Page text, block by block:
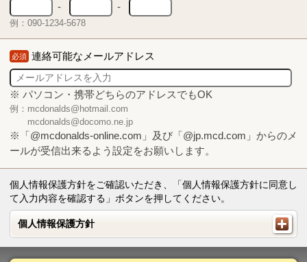
-
-
例：090-1234-5678
必須 連絡可能なメールアドレス
※ パソコン・携帯どちらのアドレスでもOK
例：mcdonalds@hotmail.com
mcdonalds@docomo.ne.jp
※「@mcdonalds-online.com」及び「@jp.mcd.com」からのメ
ールが受信出来るよう設定をお願いします。
個人情報保護方針をご確認いただき、「個人情報保護方針に同意し
て入力内容を確認する」ボタンを押してください。
個人情報保護方針
個人情報保護方針